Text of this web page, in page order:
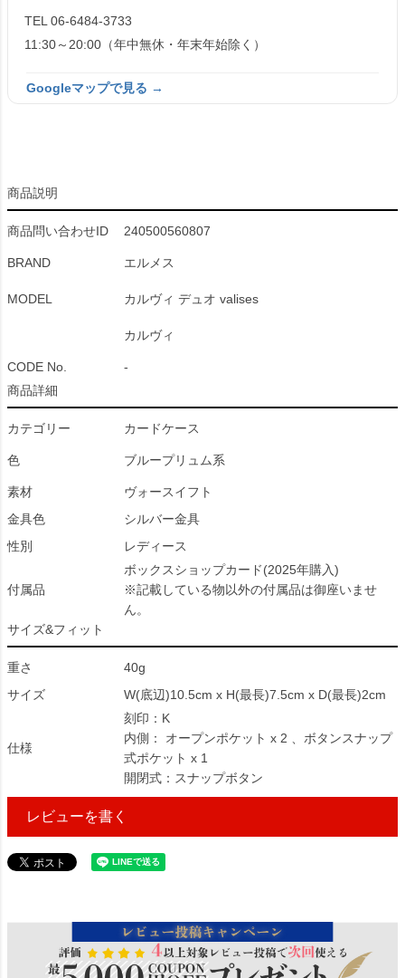
TEL 06-6484-3733
11:30～20:00（年中無休・年末年始除く）
Googleマップで見る →
商品説明
商品問い合わせID 240500560807
BRAND エルメス
MODEL カルヴィ デュオ valises
カルヴィ
CODE No.
-
商品詳細
カテゴリー カードケース
色 ブループリュム系
素材
ヴォースイフト
金具色
シルバー金具
性別
レディース
付属品
ボックスショップカード(2025年購入)
※記載している物以外の付属品は御座いませ
ん。
サイズ&フィット
重さ
40g
サイズ
W(底辺)10.5cm x H(最長)7.5cm x D(最長)2cm
仕様
刻印：K
内側： オープンポケット x 2 、ボタンスナップ
式ポケット x 1
開閉式：スナップボタン
レビューを書く